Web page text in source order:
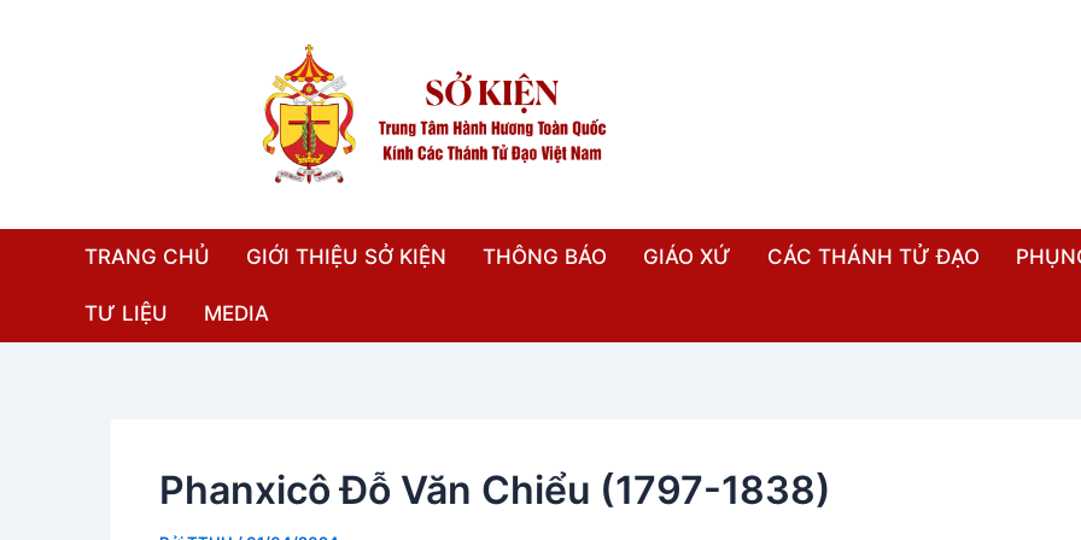
TRANG CHỦ GIỚI THIỆU SỞ KIỆN THÔNG BÁO GIÁO XỨ CÁC THÁNH TỬ ĐẠO
TƯ LIỆU MEDIA
Phanxicô Ðỗ Văn Chiểu (1797-1838)